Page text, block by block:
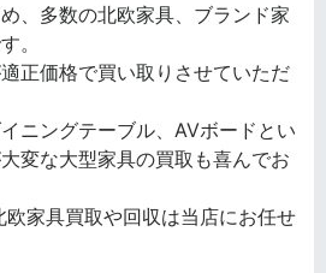
、多数の北欧家具、ブランド家
。
正価格で買い取りさせていただ
ニングテーブル、AVボードとい
変な大型家具の買取も喜んでお
家具買取や回収は当店にお任せ